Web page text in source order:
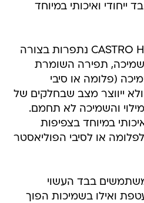
ייחודי ואיכותי במיוחד
שמיכות הפוך של CASTRO HOME נתפרות בצורה
תפירה השומרת
(פלומה או סיבי
ייווצר מצב שבחלקים של
והשמיכה לא תחמם.
במיוחד בצפיפות
או לסיבי הפוליאסטר
בבד העשוי
מעטפת ואילו בשמיכות הפוך